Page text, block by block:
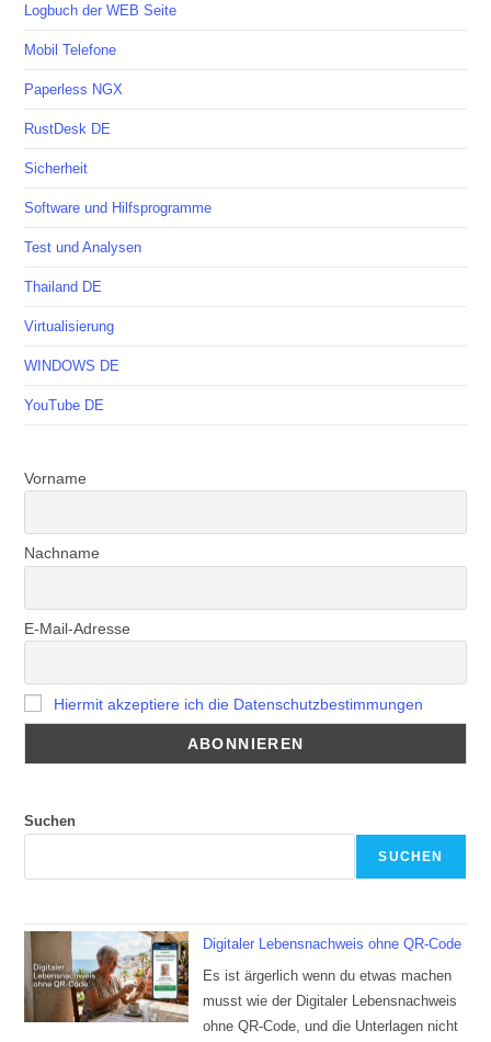
Logbuch der WEB Seite
Mobil Telefone
Paperless NGX
RustDesk DE
Sicherheit
Software und Hilfsprogramme
Test und Analysen
Thailand DE
Virtualisierung
WINDOWS DE
YouTube DE
Vorname
Nachname
E-Mail-Adresse
Hiermit akzeptiere ich die Datenschutzbestimmungen
Suchen
SUCHEN
Digitaler Lebensnachweis ohne QR-Code
Es ist ärgerlich wenn du etwas machen
musst wie der Digitaler Lebensnachweis
ohne QR-Code, und die Unterlagen nicht